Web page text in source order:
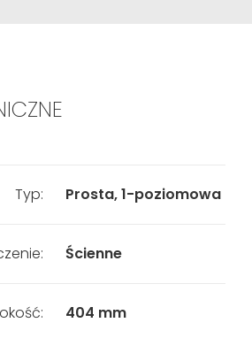
Typ: Prosta, 1-poziomowa
Ścienne
404 mm